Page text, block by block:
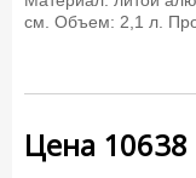
см. Объем: 2,1 л.
Цена 10638